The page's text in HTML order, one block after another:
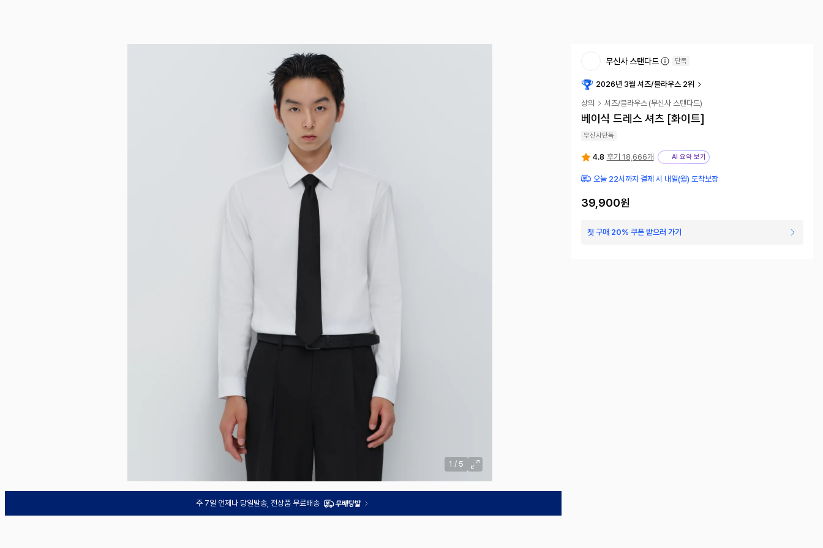
1 / 5
주 7일 언제나 당일발송, 전상품 무료배송
무신사 스탠다드 단독
2026년 3월 셔츠/블라우스 2위
상의 셔츠/블라우스 (무신사 스탠다드)
베이식 드레스 셔츠 [화이트]
무신사단독
4.8 후기 18,666개 AI 요약 보기
오늘 22시까지 결제 시 내일(월) 도착보장
39,900원
첫 구매 20% 쿠폰 받으러 가기